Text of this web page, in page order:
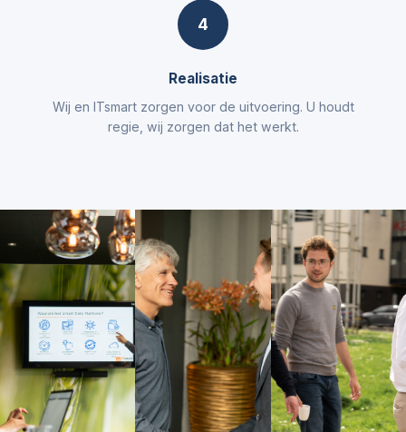
4
Realisatie
Wij en ITsmart zorgen voor de uitvoering. U houdt
regie, wij zorgen dat het werkt.